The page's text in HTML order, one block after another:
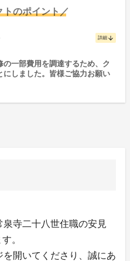
トのポイント／
詳細 arrow_downward
一部費用を調達するため、ク
しました。皆様ご協力お願い
寺二十八世住職の安見
。
開いてくださり、誠にあ